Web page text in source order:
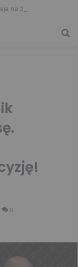
na żywo
0